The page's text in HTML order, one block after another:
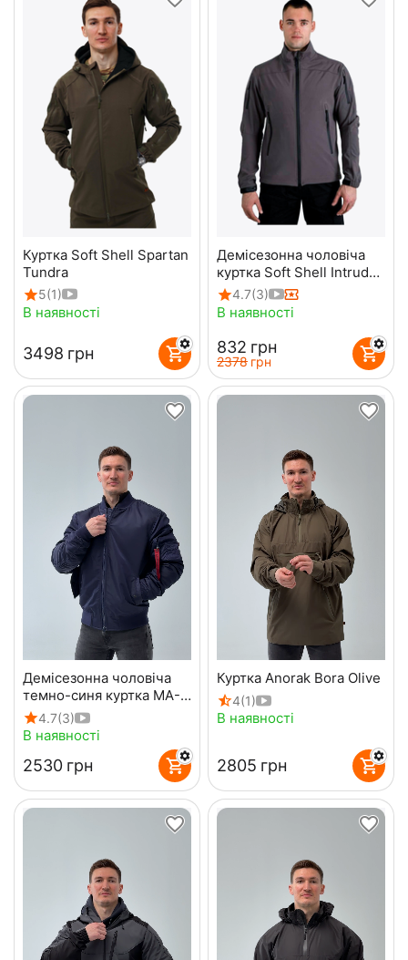
Куртка Soft Shell Spartan
Tundra
5(1)
В наявності
‍3498‍ грн
Демісезонна чоловіча
куртка Soft Shell Intruder
Gray
4.7(3)
В наявності
‍832‍ грн
‍2378‍ грн
Демісезонна чоловіча
темно-синя куртка MA-1
Gen 2 Navy
4.7(3)
В наявності
‍2530‍ грн
Куртка Anorak Bora Olive
4(1)
В наявності
‍2805‍ грн